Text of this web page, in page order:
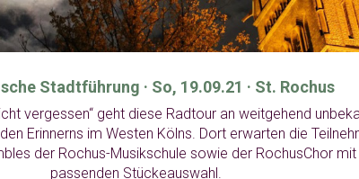
Stadtführung · So, 19.09.21 · St. Rochus
vergessen“ geht diese Radtour an weitgehend
Erinnerns im Westen Kölns. Dort erwarten die
der Rochus-Musikschule sowie der RochusChor mit
passenden Stückeauswahl.